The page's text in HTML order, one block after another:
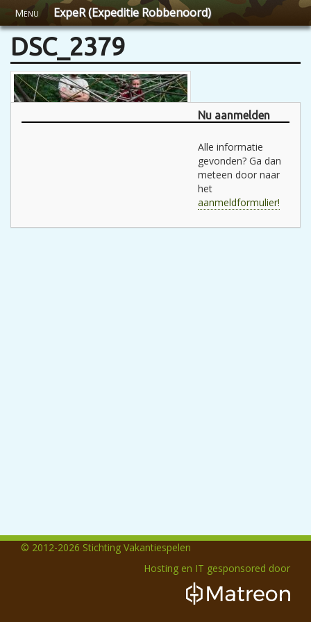
Menu ExpeR (Expeditie Robbenoord)
DSC_2379
Nu aanmelden
Alle informatie
gevonden? Ga dan
meteen door naar
het
aanmeldformulier!
© 2012-2026 Stichting Vakantiespelen
Hosting en IT gesponsored door